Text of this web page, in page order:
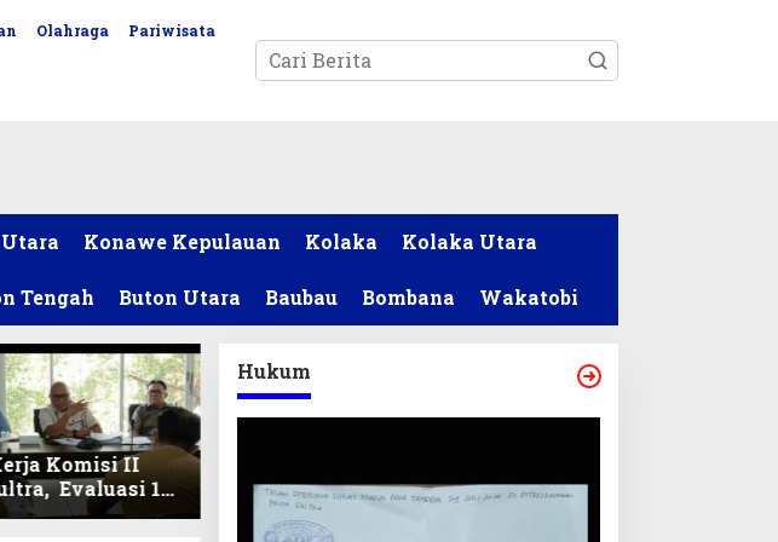
Olahraga Pariwisata
Konawe Kepulauan Kolaka Kolaka Utara
Tengah Buton Utara Baubau Bombana Wakatobi
Komisi II
Evaluasi 13
Hukum